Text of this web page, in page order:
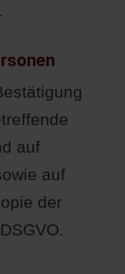
auf
auf
der